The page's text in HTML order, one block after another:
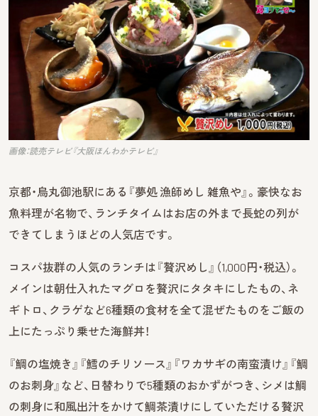
画像：読売テレビ『大阪ほんわかテレビ』
京都・烏丸御池駅にある『夢処 漁師めし 雑魚や』。豪快なお
魚料理が名物で、ランチタイムはお店の外まで長蛇の列が
できてしまうほどの人気店です。
コスパ抜群の人気のランチは『贅沢めし』（1,000円・税込）。
メインは朝仕入れたマグロを贅沢にタタキにしたもの、ネ
ギトロ、クラゲなど6種類の食材を全て混ぜたものをご飯の
上にたっぷり乗せた海鮮丼！
『鯛の塩焼き』『鱈のチリソース』『ワカサギの南蛮漬け』『鯛
のお刺身』など、日替わりで5種類のおかずがつき、シメは鯛
の刺身に和風出汁をかけて鯛茶漬けにしていただける贅沢